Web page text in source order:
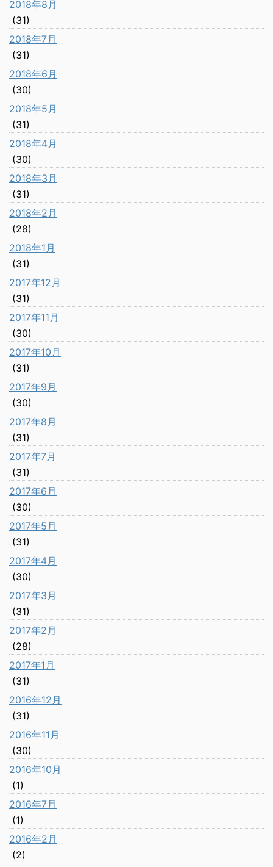
2018年8月
(31)
2018年7月
(31)
2018年6月
(30)
2018年5月
(31)
2018年4月
(30)
2018年3月
(31)
2018年2月
(28)
2018年1月
(31)
2017年12月
(31)
2017年11月
(30)
2017年10月
(31)
2017年9月
(30)
2017年8月
(31)
2017年7月
(31)
2017年6月
(30)
2017年5月
(31)
2017年4月
(30)
2017年3月
(31)
2017年2月
(28)
2017年1月
(31)
2016年12月
(31)
2016年11月
(30)
2016年10月
(1)
2016年7月
(1)
2016年2月
(2)